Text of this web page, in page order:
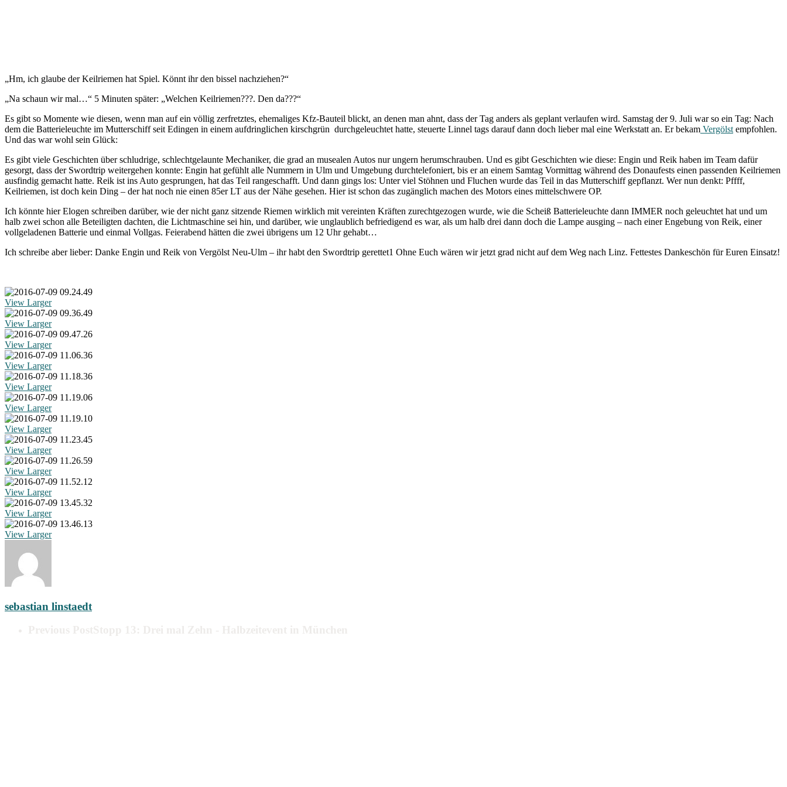
„Hm, ich glaube der Keilriemen hat Spiel. Könnt ihr den bissel nachziehen?“
„Na schaun wir mal…“ 5 Minuten später: „Welchen Keilriemen???. Den da???“
Es gibt so Momente wie diesen, wenn man auf ein völlig zerfretztes, ehemaliges Kfz-Bauteil blickt, an denen man ahnt, dass der Tag anders als geplant verlaufen wird. Samstag der 9. Juli war so ein Tag: Nach
dem die Batterieleuchte im Mutterschiff seit Edingen in einem aufdringlichen kirschgrün durchgeleuchtet hatte, steuerte Linnel tags darauf dann doch lieber mal eine Werkstatt an. Er bekam Vergölst empfohlen.
Und das war wohl sein Glück:
Es gibt viele Geschichten über schludrige, schlechtgelaunte Mechaniker, die grad an musealen Autos nur ungern herumschrauben. Und es gibt Geschichten wie diese: Engin und Reik haben im Team dafür
gesorgt, dass der Swordtrip weitergehen konnte: Engin hat gefühlt alle Nummern in Ulm und Umgebung durchtelefoniert, bis er an einem Samtag Vormittag während des Donaufests einen passenden Keilriemen
ausfindig gemacht hatte. Reik ist ins Auto gesprungen, hat das Teil rangeschafft. Und dann gings los: Unter viel Stöhnen und Fluchen wurde das Teil in das Mutterschiff gepflanzt. Wer nun denkt: Pffff,
Keilriemen, ist doch kein Ding – der hat noch nie einen 85er LT aus der Nähe gesehen. Hier ist schon das zugänglich machen des Motors eines mittelschwere OP.
Ich könnte hier Elogen schreiben darüber, wie der nicht ganz sitzende Riemen wirklich mit vereinten Kräften zurechtgezogen wurde, wie die Scheiß Batterieleuchte dann IMMER noch geleuchtet hat und um
halb zwei schon alle Beteiligten dachten, die Lichtmaschine sei hin, und darüber, wie unglaublich befriedigend es war, als um halb drei dann doch die Lampe ausging – nach einer Engebung von Reik, einer
vollgeladenen Batterie und einmal Vollgas. Feierabend hätten die zwei übrigens um 12 Uhr gehabt…
Ich schreibe aber lieber: Danke Engin und Reik von Vergölst Neu-Ulm – ihr habt den Swordtrip gerettet1 Ohne Euch wären wir jetzt grad nicht auf dem Weg nach Linz. Fettestes Dankeschön für Euren Einsatz!
View Larger
View Larger
View Larger
View Larger
View Larger
View Larger
View Larger
View Larger
View Larger
View Larger
View Larger
View Larger
sebastian linstaedt